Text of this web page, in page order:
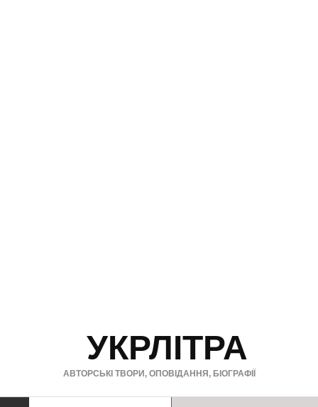
УКРЛІТРА
АВТОРСЬКІ ТВОРИ, ОПОВІДАННЯ, БІОГРАФІЇ